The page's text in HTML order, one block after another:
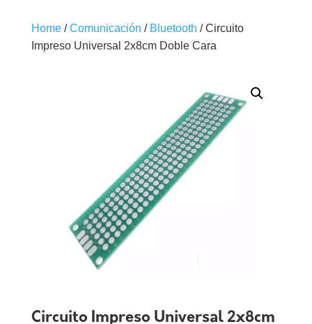
Home/Comunicación / Bluetooth / Circuito
Impreso Universal 2x8cm Doble Cara
Circuito Impreso Universal 2x8cm